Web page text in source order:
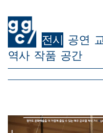
전시 공연
역사 작품 공간
ggc/